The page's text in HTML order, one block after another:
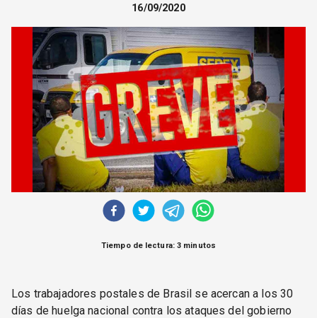
JUVENTUD
CORREO DE LECTORES
DEBATE
ARCHIVO
DECLARACIONES
OPINIÓN
ALTAMIRA RESPONDE
Política Obrera Revista
CONTACTO
16/09/2020
Tiempo de lectura: 3 minutos
Los trabajadores postales de Brasil se acercan a los 30
días de huelga nacional contra los ataques del gobierno